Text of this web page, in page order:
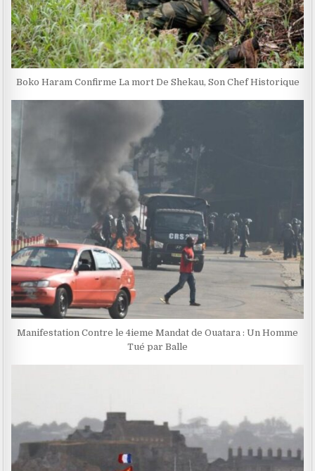
Boko Haram Confirme La mort De Shekau, Son Chef Historique
Manifestation Contre le 4ieme Mandat de Ouatara : Un Homme
Tué par Balle